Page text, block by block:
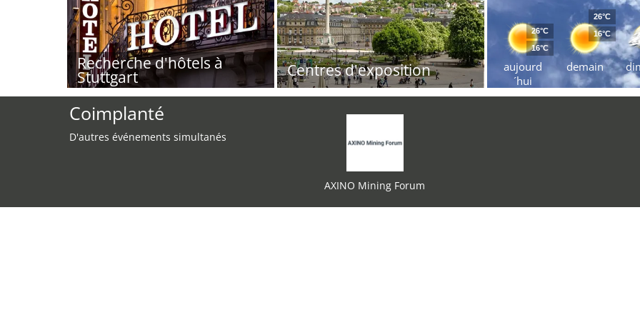
Recherche d'hôtels à
Stuttgart Centres d'exposition
aujourd
´hui
26°C
16°C
demain
26°C
16°C
Coimplanté
D'autres événements simultanés
AXINO Mining Forum